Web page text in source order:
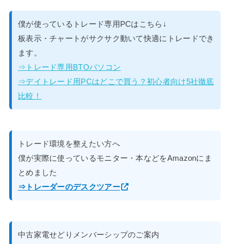
僕が使っているトレード専用PCはこちら↓
板表示・チャートがサクサク動いて快適にトレードでき
ます。
⇒トレード専用BTOパソコン
⇒デイトレード用PCはどこで買う？初心者向け5社徹底
比較！
トレード環境を整えたい方へ
僕が実際に使っているモニター・本などをAmazonにま
とめました
⇒トレーダーのデスクツアー
中古家電せどりメンバーシップのご案内